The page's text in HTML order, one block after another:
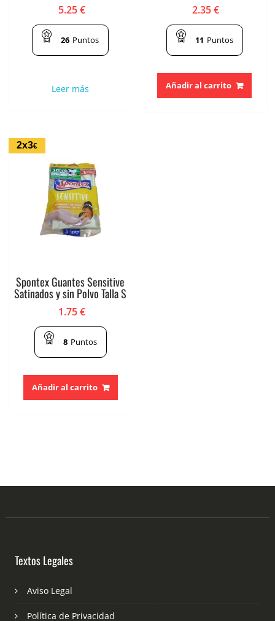
5.25€
26 Puntos
Leer más
2.35€
11 Puntos
Añadir al carrito
2x3€
Spontex Guantes Sensitive
Satinados y sin Polvo Talla S
1.75€
8 Puntos
Añadir al carrito
Textos Legales
Aviso Legal
Política de Privacidad